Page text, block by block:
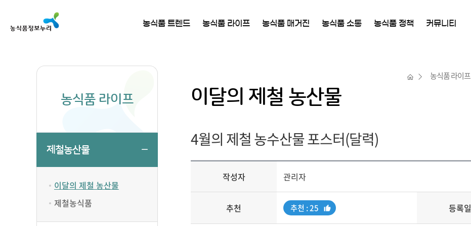
농식품 트렌드 농식품 라이프 농식품 매거진 농식품 소통 농식품 정책 커뮤니티
농식품 라이프
제철농산물
이달의 제철 농산물
제철농식품
이달의 제철 농산물
농식품 라이프
4월의 제철 농수산물 포스터(달력)
작성자 관리자
추천
추
천
추천 : 25 등록일